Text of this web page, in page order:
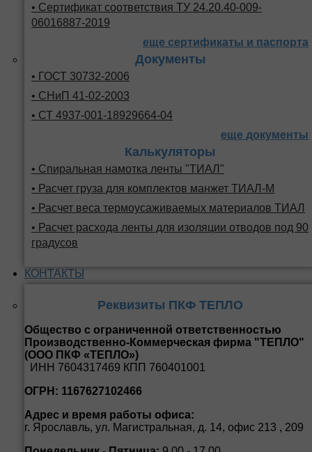
• Сертификат соответствия ТУ 24.20.40-009-
06016887-2019
еще сертификаты и паспорта
Документы
• ГОСТ 30732-2006
• СНиП 41-02-2003
• СТ 4937-001-18929664-04
еще документы
Калькуляторы
• Спиральная намотка ленты "ТИАЛ"
• Расчет груза для комплектов манжет ТИАЛ-М
• Расчет веса термоусаживаемых материалов ТИАЛ
• Расчет расхода ленты для изоляции отводов под 90
градусов
КОНТАКТЫ
Реквизиты ПКФ ТЕПЛО
Общество с ограниченной ответственностью
Производственно-Коммерческая фирма "ТЕПЛО"
(ООО ПКФ «ТЕПЛО»)
ИНН 7604317469 КПП 760401001
ОГРН: 1167627102466
Адрес и время работы офиса:
г. Ярославль, ул. Магистральная, д. 14, офис 213 , 209